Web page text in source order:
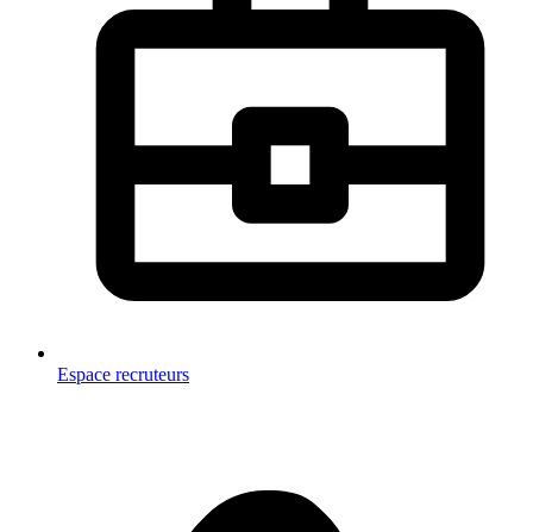
Espace recruteurs